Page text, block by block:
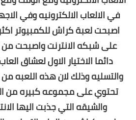
في الالعاب الالكترونيه وفي
اصبحت لعبة كراش للكمبيوتر
على شبكه الانترنت واصبحت من
دائما الاختيار الاول لعشاق
والتسليه وذلك لان هذه اللعبه من
تحتوي على مجموعه كبيره من
والشيقه التي جذبت اليها